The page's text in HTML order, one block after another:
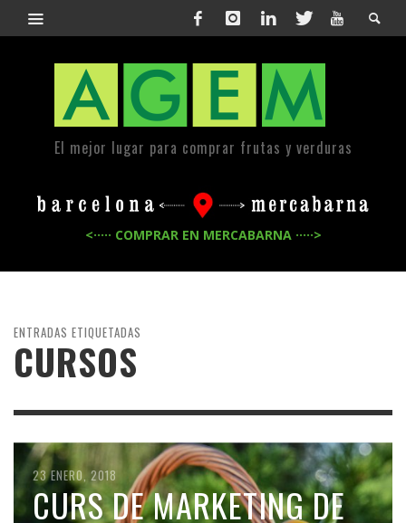
El mejor lugar para comprar frutas y verduras
<····· COMPRAR EN MERCABARNA ·····>
ENTRADAS ETIQUETADAS
CURSOS
23 ENERO, 2018
CURS DE MARKETING DE